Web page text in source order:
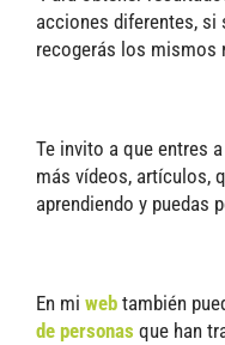
acciones diferentes,
recogerás los mismos
Te invito a que entres a
más vídeos, artículos,
aprendiendo y puedas
En mi web también
de personas que han